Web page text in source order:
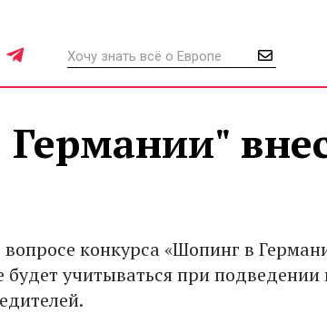
вопросе конкурса «Шопинг в
будет учитываться при подведении